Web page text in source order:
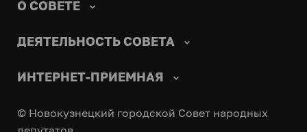
О СОВЕТЕ
ДЕЯТЕЛЬНОСТЬ СОВЕТА
ИНТЕРНЕТ-ПРИЕМНАЯ
© Новокузнецкий городской Совет народных